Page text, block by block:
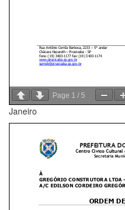
Page 1 / 5
Janeiro